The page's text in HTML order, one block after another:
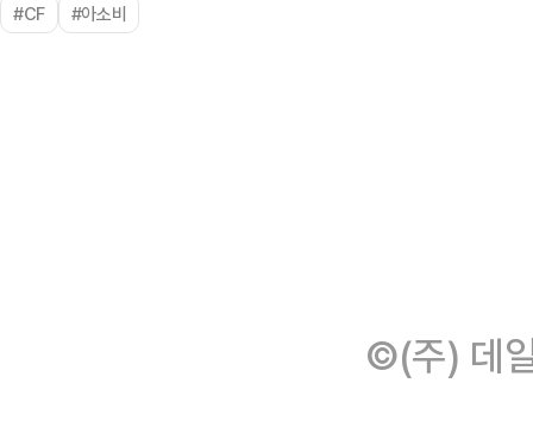
#CF #아소비
©(주) 데